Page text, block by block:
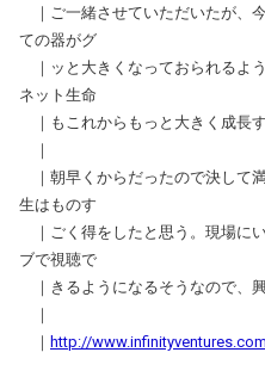
｜ご一緒させていただいたが、
ての器がグ
｜ッと大きくなっておられるよ
ネット生命
｜もこれからもっと大きく成長
｜
｜朝早くからだったので決して
生はものす
｜ごく得をしたと思う。現場に
ブで視聴で
｜きるようになるそうなので、
｜
｜ http://